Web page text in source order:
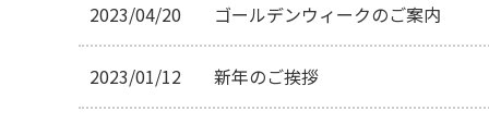
2023/04/20 ゴールデンウィークのご案内
2023/01/12 新年のご挨拶